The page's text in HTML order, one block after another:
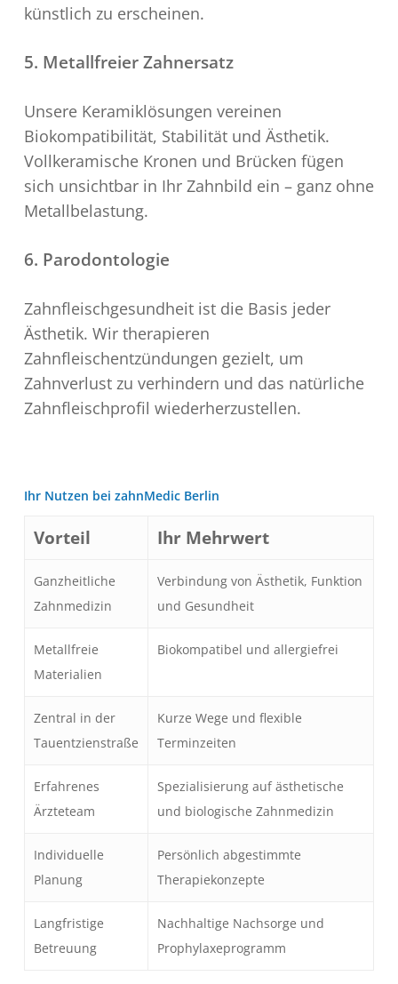
künstlich zu erscheinen.
5. Metallfreier Zahnersatz
Unsere Keramiklösungen vereinen
Biokompatibilität, Stabilität und Ästhetik.
Vollkeramische Kronen und Brücken fügen
sich unsichtbar in Ihr Zahnbild ein – ganz ohne
Metallbelastung.
6. Parodontologie
Zahnfleischgesundheit ist die Basis jeder
Ästhetik. Wir therapieren
Zahnfleischentzündungen gezielt, um
Zahnverlust zu verhindern und das natürliche
Zahnfleischprofil wiederherzustellen.
Ihr Nutzen bei zahnMedic Berlin
Vorteil Ihr Mehrwert
Ganzheitliche
Zahnmedizin
Verbindung von Ästhetik, Funktion
und Gesundheit
Metallfreie
Materialien
Biokompatibel und allergiefrei
Zentral in der
Tauentzienstraße
Kurze Wege und flexible
Terminzeiten
Erfahrenes
Ärzteteam
Spezialisierung auf ästhetische
und biologische Zahnmedizin
Individuelle
Planung
Persönlich abgestimmte
Therapiekonzepte
Langfristige
Betreuung
Nachhaltige Nachsorge und
Prophylaxeprogramm